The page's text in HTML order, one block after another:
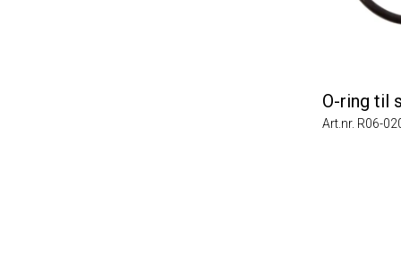
O-ring til
Art.nr. R06-0202